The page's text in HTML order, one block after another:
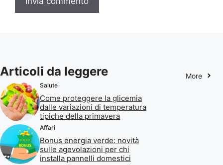
Articoli da leggere More
Salute
Come proteggere la glicemia
dalle variazioni di temperatura
tipiche della primavera
Affari
Bonus energia verde: novità
sulle agevolazioni per chi
installa pannelli domestici